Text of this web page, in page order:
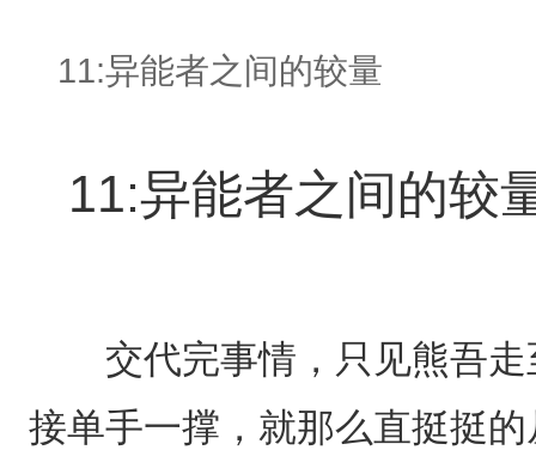
11:异能者之间的较量
11:异能者之间的较
交代完事情，只见熊吾走
接单手一撑，就那么直挺挺